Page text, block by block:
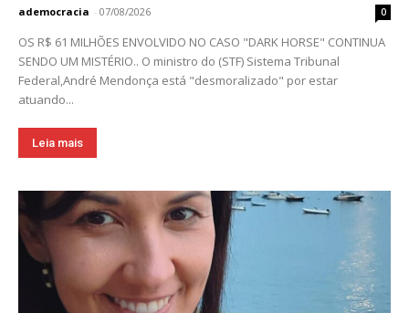
ademocracia - 07/08/2026 0
OS R$ 61 MILHÕES ENVOLVIDO NO CASO "DARK HORSE" CONTINUA
SENDO UM MISTÉRIO.. O ministro do (STF) Sistema Tribunal
Federal,André Mendonça está "desmoralizado" por estar
atuando...
Leia mais